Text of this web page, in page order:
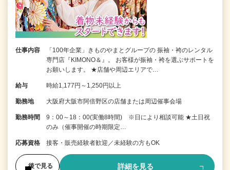
仕事内容
「100年企業」きものやまとグループの 振袖・袴のレンタル
専門店『KIMONO＆』。 お客様が振袖・袴を選ぶサポートを
お願いします。 ★店舗や周辺エリアで…
給与 時給1,177円～1,250円以上
勤務地 大阪府大阪市阿倍野区の店舗または周辺催事会場
勤務時間
9：00～18：00(実働8時間) ※日により相談可能 ★土日祝
のみ（催事開催の時期限定…
応募資格 接客・販売経験者歓迎／未経験の方もOK
後で見る 詳細を見る